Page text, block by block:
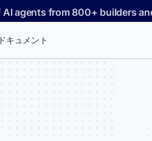
agents from 800+ builders
ドキュメント